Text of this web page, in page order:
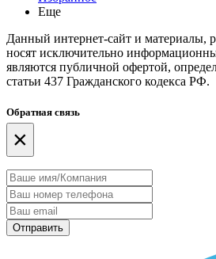
Еще
Данный интернет-сайт и материалы,
носят исключительно
являются публичной офертой,
статьи 437 Гражданского кодекса РФ.
Обратная связь
×
Отправить